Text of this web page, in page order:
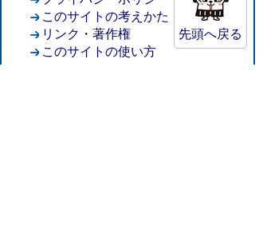
先頭へ戻る
このサイトの考えかた
リンク・著作権
このサイトの使い方